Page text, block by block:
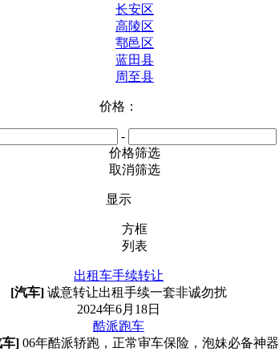
长安区
高陵区
鄠邑区
蓝田县
周至县
价格：
-
价格筛选
取消筛选
显示
方框
列表
出租车手续转让
[汽车] 诚意转让出租手续一套非诚勿扰
2024年6月18日
酷派跑车
车] 06年酷派轿跑，正常审车保险，泡妹必备神器